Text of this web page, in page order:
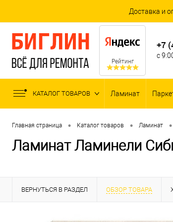
Доставка и
Рейтинг
+7
с
КАТАЛОГ ТОВАРОВ Ламинат
Главная страница • Каталог товаров • Ламинат •
Ламинат Ламинели
ВЕРНУТЬСЯ В РАЗДЕЛ ОБЗОР ТОВАРА